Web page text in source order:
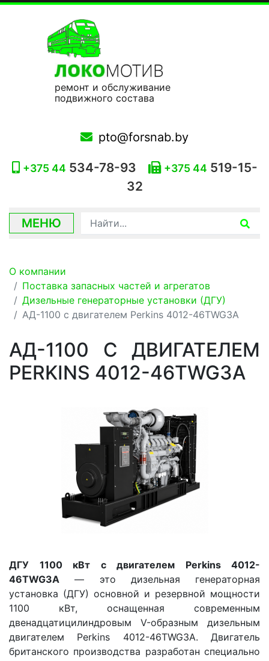
ремонт и обслуживание
подвижного состава
pto@forsnab.by
+375 44 534-78-93 +375 44 519-15-
32
МЕНЮ
О компании
Поставка запасных частей и агрегатов
Дизельные генераторные установки (ДГУ)
АД-1100 с двигателем Perkins 4012-46TWG3A
АД-1100 С ДВИГАТЕЛЕМ
PERKINS 4012-46TWG3A
ДГУ 1100 кВт с двигателем Perkins 4012-
46TWG3A — это дизельная генераторная
установка (ДГУ) основной и резервной мощности
1100 кВт, оснащенная современным
двенадцатицилиндровым V-образным дизельным
двигателем Perkins 4012-46TWG3A. Двигатель
британского производства разработан специально